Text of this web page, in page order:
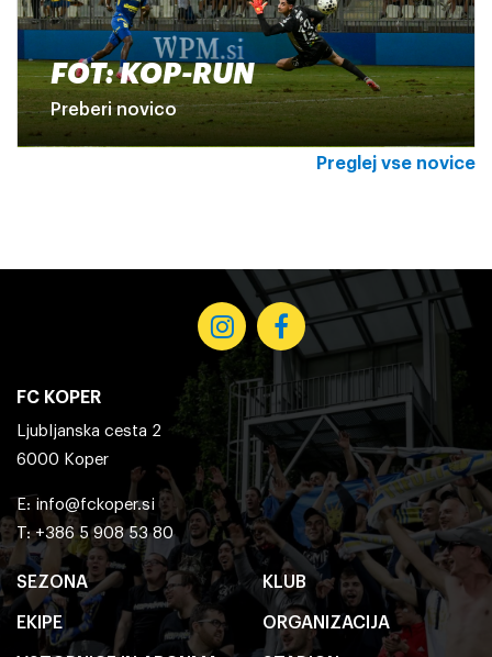
FOT: KOP-RUN
Preberi novico
Preglej vse novice
SEZONA
EKIPE
KLUB
ORGANIZACIJA
FC KOPER
Ljubljanska cesta 2
6000 Koper
E: info@fckoper.si
T: +386 5 908 53 80